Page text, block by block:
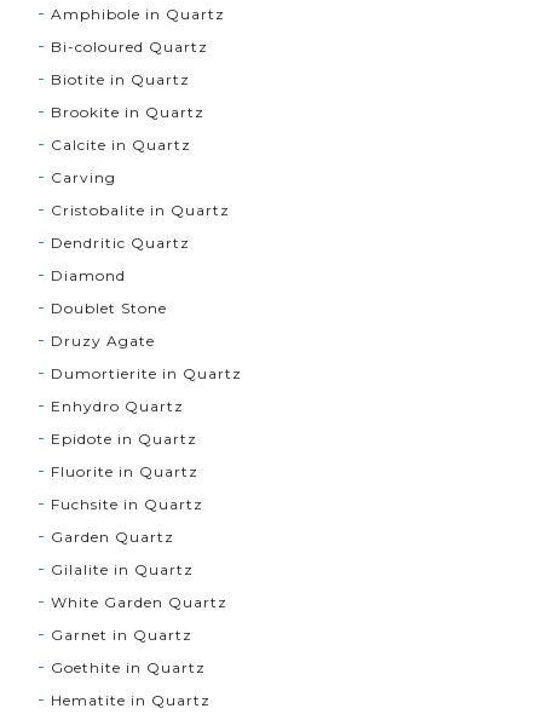
Amphibole in Quartz
Bi-coloured Quartz
Biotite in Quartz
Brookite in Quartz
Calcite in Quartz
Carving
Cristobalite in Quartz
Dendritic Quartz
Diamond
Doublet Stone
Druzy Agate
Dumortierite in Quartz
Enhydro Quartz
Epidote in Quartz
Fluorite in Quartz
Fuchsite in Quartz
Garden Quartz
Gilalite in Quartz
White Garden Quartz
Garnet in Quartz
Goethite in Quartz
Hematite in Quartz